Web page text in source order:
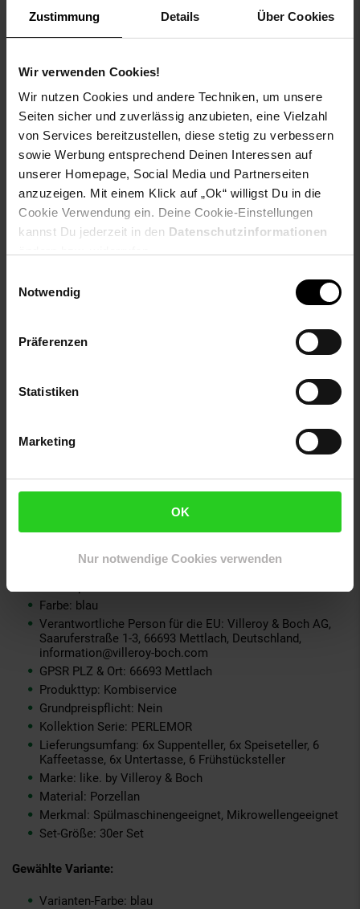
Zustimmung Details Über Cookies
Wir verwenden Cookies!
Wir nutzen Cookies und andere Techniken, um unsere
Seiten sicher und zuverlässig anzubieten, eine Vielzahl
von Services bereitzustellen, diese stetig zu verbessern
sowie Werbung entsprechend Deinen Interessen auf
unserer Homepage, Social Media und Partnerseiten
anzuzeigen. Mit einem Klick auf „Ok“ willigst Du in die
Cookie Verwendung ein. Deine Cookie-Einstellungen
kannst Du jederzeit in den Datenschutzinformationen
Notwendig
Präferenzen
Statistiken
Marketing
OK
Nur notwendige Cookies verwenden
Frühstück, Dinner oder kleine Gerichte bieten. Entdecken Sie
Perlemor Aqua und gestalten Sie Ihre täglichen Tischmomente
Artikeldetails:
Material: Premium Porcelain
Merkmal: Spülmaschinenfest, Mikrowellensicher
- 6x Kaffeetasse
Inhalt: ca. 190 ml
Höhe: ca. 6,6 cm
Höhe: ca. 2,9 cm
Durchmesser: ca. 27,1 cm
- 6x Suppenteller
Höhe: ca. 5,1 cm
Anzahl Personen: 6
Serien-Bezeichnung: Perlemor Aqua
Farbe: blau
Verantwortliche Person für die EU: Villeroy & Boch AG,
Saaruferstraße 1-3, 66693 Mettlach, Deutschland,
information@villeroy-boch.com
GPSR PLZ & Ort: 66693 Mettlach
Produkttyp: Kombiservice
Grundpreispflicht: Nein
Kollektion Serie: PERLEMOR
Lieferungsumfang: 6x Suppenteller, 6x Speiseteller, 6
Kaffeetasse, 6x Untertasse, 6 Frühstücksteller
Marke: like. by Villeroy & Boch
Material: Porzellan
Merkmal: Spülmaschinengeeignet, Mikrowellengeeignet
Set-Größe: 30er Set
Gewählte Variante:
Varianten-Farbe: blau